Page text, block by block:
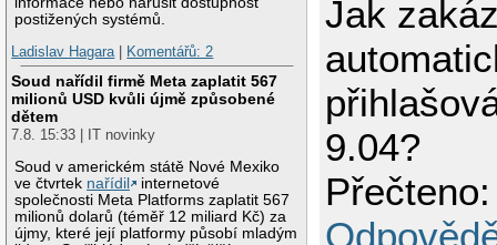
postižených systémů.
Ladislav Hagara| Komentářů: 2
Soud nařídil firmě Meta zaplatit 567
milionů USD kvůli újmě způsobené
dětem
7.8. 15:33 | IT novinky
Soud v americkém státě Nové Mexiko
ve čtvrtek nařídil
internetové
společnosti Meta Platforms zaplatit 567
milionů dolarů (téměř 12 miliard Kč) za
újmy, které její platformy působí mladým
Jak
9.04?